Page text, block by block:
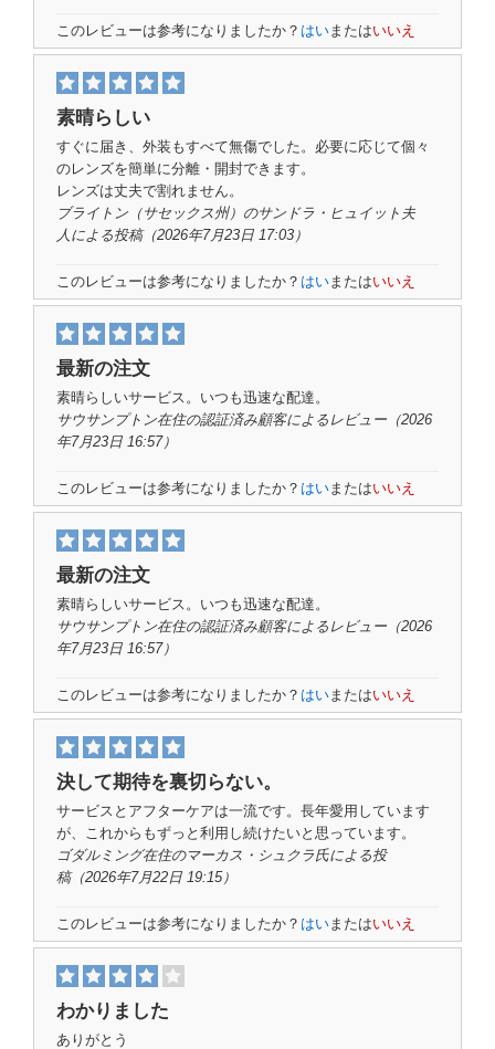
このレビューは参考になりましたか？ はいまたはいいえ
素晴らしい
すぐに届き、外装もすべて無傷でした。必要に応じて個々
のレンズを簡単に分離・開封できます。
レンズは丈夫で割れません。
ブライトン（サセックス州）のサンドラ・ヒュイット夫
人 による投稿（2026年7月23日 17:03）
このレビューは参考になりましたか？ はいまたはいいえ
最新の注文
素晴らしいサービス。いつも迅速な配達。
サウサンプトン在住の認証済み顧客によるレビュー （2026
年7月23日 16:57）
このレビューは参考になりましたか？ はいまたはいいえ
最新の注文
素晴らしいサービス。いつも迅速な配達。
サウサンプトン在住の認証済み顧客によるレビュー （2026
年7月23日 16:57）
このレビューは参考になりましたか？ はいまたはいいえ
決して期待を裏切らない。
サービスとアフターケアは一流です。長年愛用しています
が、これからもずっと利用し続けたいと思っています。
ゴダルミング在住のマーカス・シュクラ氏による投
稿（2026年7月22日 19:15）
このレビューは参考になりましたか？ はいまたはいいえ
わかりました
ありがとう